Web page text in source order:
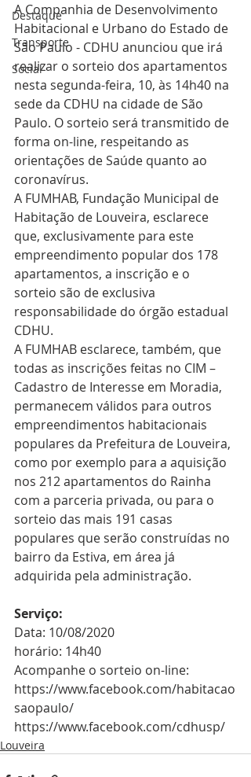
Destaque
Transporte
Social
A Companhia de Desenvolvimento
Habitacional e Urbano do Estado de
São Paulo - CDHU anunciou que irá
realizar o sorteio dos apartamentos
nesta segunda-feira, 10, às 14h40 na
sede da CDHU na cidade de São
Paulo. O sorteio será transmitido de
forma on-line, respeitando as
orientações de Saúde quanto ao
coronavírus.
A FUMHAB, Fundação Municipal de
Habitação de Louveira, esclarece
que, exclusivamente para este
empreendimento popular dos 178
apartamentos, a inscrição e o
sorteio são de exclusiva
responsabilidade do órgão estadual
CDHU.
A FUMHAB esclarece, também, que
todas as inscrições feitas no CIM –
Cadastro de Interesse em Moradia,
permanecem válidos para outros
empreendimentos habitacionais
populares da Prefeitura de Louveira,
como por exemplo para a aquisição
nos 212 apartamentos do Rainha
com a parceria privada, ou para o
sorteio das mais 191 casas
populares que serão construídas no
bairro da Estiva, em área já
adquirida pela administração.
Serviço:
Data: 10/08/2020
horário: 14h40
Acompanhe o sorteio on-line:
https://www.facebook.com/habitacao
saopaulo/
https://www.facebook.com/cdhusp/
Louveira